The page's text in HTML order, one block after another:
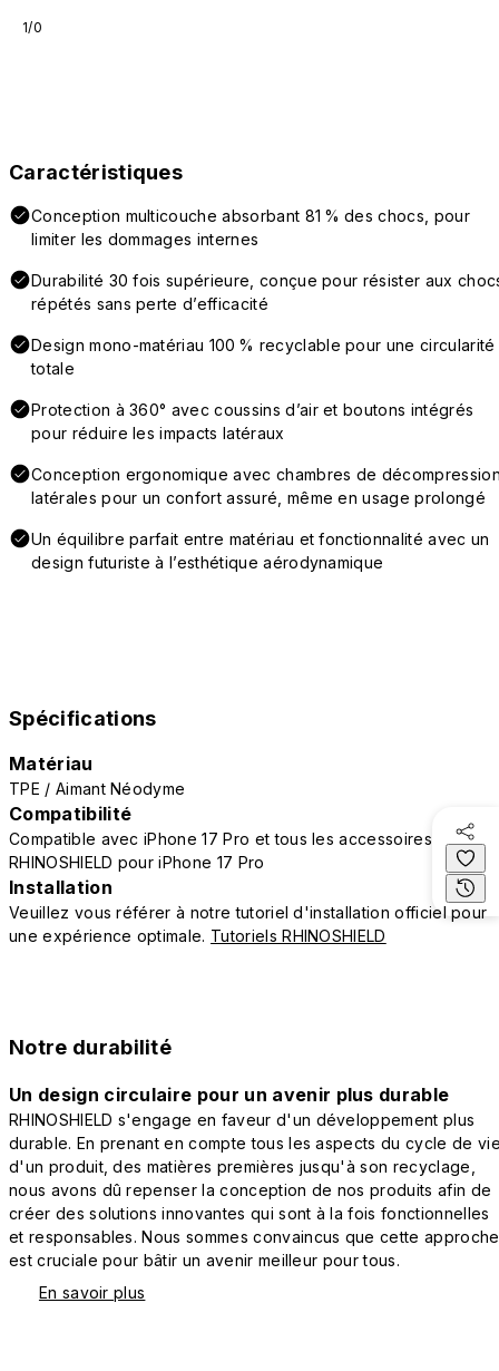
1/0
Caractéristiques
Conception multicouche absorbant 81 % des chocs, pour
limiter les dommages internes
Durabilité 30 fois supérieure, conçue pour résister aux
répétés sans perte d’efficacité
Design mono-matériau 100 % recyclable pour une circularité
totale
Protection à 360° avec coussins d’air et boutons intégrés
pour réduire les impacts latéraux
Conception ergonomique avec chambres de
latérales pour un confort assuré, même en usage prolongé
Un équilibre parfait entre matériau et fonctionnalité avec un
design futuriste à l’esthétique aérodynamique
Spécifications
Matériau
TPE / Aimant Néodyme
Compatibilité
Compatible avec iPhone 17 Pro et tous les accessoires
RHINOSHIELD pour iPhone 17 Pro
Installation
Veuillez vous référer à notre tutoriel d'installation officiel pour
une expérience optimale. Tutoriels RHINOSHIELD
Notre durabilité
Un design circulaire pour un avenir plus durable
RHINOSHIELD s'engage en faveur d'un développement plus
durable. En prenant en compte tous les aspects du cycle de
d'un produit, des matières premières jusqu'à son recyclage,
nous avons dû repenser la conception de nos produits afin de
créer des solutions innovantes qui sont à la fois fonctionnelles
et responsables. Nous sommes convaincus que cette approche
est cruciale pour bâtir un avenir meilleur pour tous.
En savoir plus